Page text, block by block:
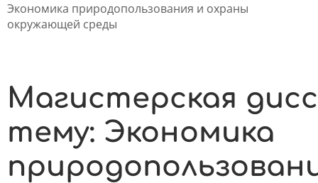
Экономика природопользования и охраны
окружающей среды
Магистерская
тему: Экономика